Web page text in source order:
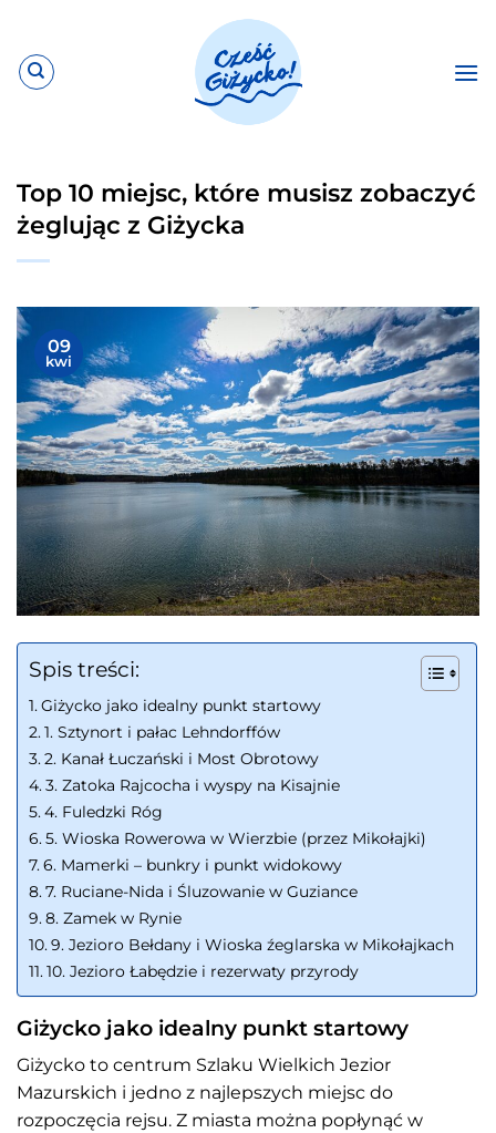
zawartości
Top 10 miejsc, które musisz zobaczyć
żeglując z Giżycka
09
kwi
Spis treści:
Giżycko jako idealny punkt startowy
1. Sztynort i pałac Lehndorffów
2. Kanał Łuczański i Most Obrotowy
3. Zatoka Rajcocha i wyspy na Kisajnie
4. Fuledzki Róg
5. Wioska Rowerowa w Wierzbie (przez Mikołajki)
6. Mamerki – bunkry i punkt widokowy
7. Ruciane-Nida i Śluzowanie w Guziance
8. Zamek w Rynie
9. Jezioro Bełdany i Wioska źeglarska w Mikołajkach
10. Jezioro Łabędzie i rezerwaty przyrody
Giżycko jako idealny punkt startowy
Giżycko to centrum Szlaku Wielkich Jezior
Mazurskich i jedno z najlepszych miejsc do
rozpoczęcia rejsu. Z miasta można popłynąć w